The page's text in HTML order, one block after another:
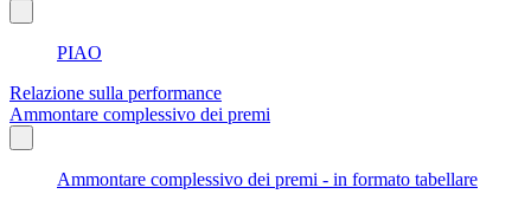
PIAO
Relazione sulla performance
Ammontare complessivo dei premi
Ammontare complessivo dei premi - in formato tabellare